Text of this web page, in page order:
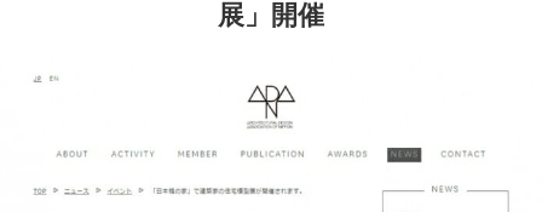
展」開催